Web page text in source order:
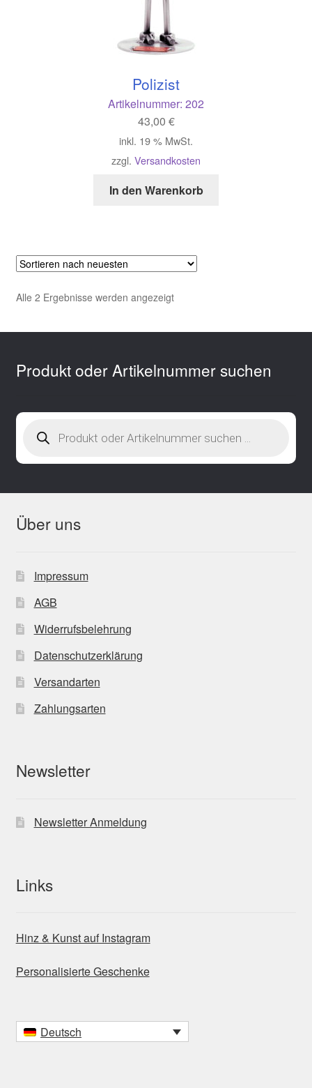
Polizist
Artikelnummer: 202
43,00 €
inkl. 19 % MwSt.
zzgl. Versandkosten
In den Warenkorb
Alle 2 Ergebnisse werden angezeigtNach
sortiert
Produkt oder Artikelnummer suchen
search
Über uns
Impressum
AGB
Widerrufsbelehrung
Datenschutzerklärung
Versandarten
Zahlungsarten
Newsletter
Newsletter Anmeldung
Links
Hinz & Kunst auf Instagram
Personalisierte Geschenke
Deutsch